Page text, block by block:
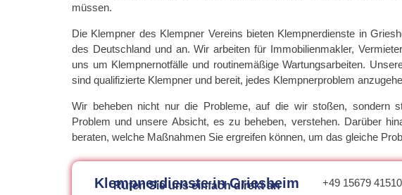
müssen.
Die Klempner des Klempner Vereins bieten Klempnerdienste in
des Deutschland und an. Wir arbeiten für Immobilienmakler,
uns um Klempnernotfälle und routinemäßige Wartungsarbeiten.
sind qualifizierte Klempner und bereit, jedes Klempnerproblem
Wir beheben nicht nur die Probleme, auf die wir stoßen, sondern
Problem und unsere Absicht, es zu beheben, verstehen. Darüber
beraten, welche Maßnahmen Sie ergreifen können, um das gleiche
Klempnerdienste in Griesheim
Rufen Sie uns einfach direkt an +49 15679